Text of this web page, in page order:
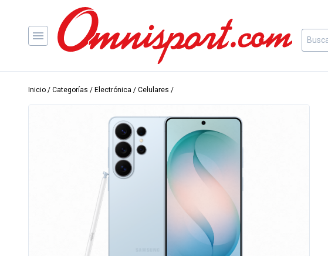
Inicio / Categorías / Electrónica / Celulares /